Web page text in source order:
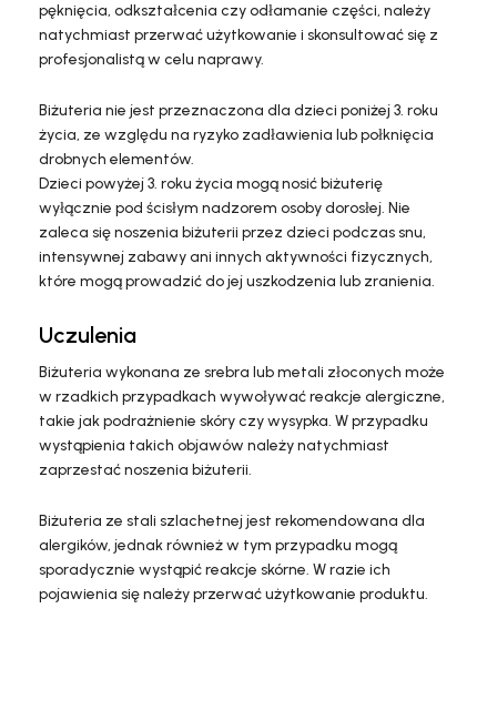
pęknięcia, odkształcenia czy odłamanie części, należy
natychmiast przerwać użytkowanie i skonsultować się z
profesjonalistą w celu naprawy.
Biżuteria nie jest przeznaczona dla dzieci poniżej 3. roku
życia, ze względu na ryzyko zadławienia lub połknięcia
drobnych elementów.
Dzieci powyżej 3. roku życia mogą nosić biżuterię
wyłącznie pod ścisłym nadzorem osoby dorosłej. Nie
zaleca się noszenia biżuterii przez dzieci podczas snu,
intensywnej zabawy ani innych aktywności fizycznych,
które mogą prowadzić do jej uszkodzenia lub zranienia.
Uczulenia
Biżuteria wykonana ze srebra lub metali złoconych może
w rzadkich przypadkach wywoływać reakcje alergiczne,
takie jak podrażnienie skóry czy wysypka. W przypadku
wystąpienia takich objawów należy natychmiast
zaprzestać noszenia biżuterii.
Biżuteria ze stali szlachetnej jest rekomendowana dla
alergików, jednak również w tym przypadku mogą
sporadycznie wystąpić reakcje skórne. W razie ich
pojawienia się należy przerwać użytkowanie produktu.